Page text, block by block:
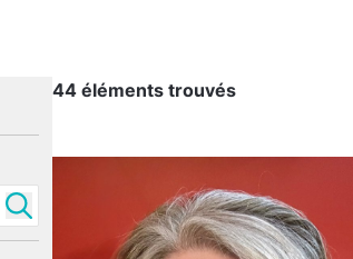
44 éléments trouvés